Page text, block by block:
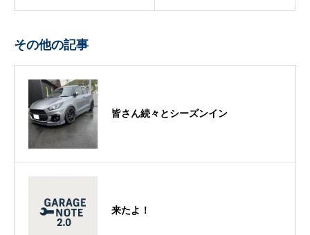
その他の記事
皆さん続々とシーズンイン
来たよ！